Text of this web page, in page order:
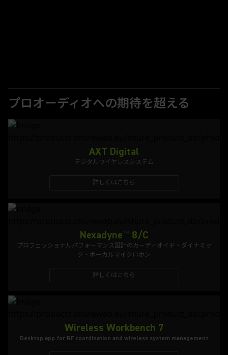
プロオーディオへの期待を超える
AXT Digital
デジタルワイヤレスシステム
詳しくはこちら
Nexadyne 8/C
プロフェッショナルパフォーマンス設計のカーディオイド・ダイナミッ
ク・ボーカルマイクロホン
詳しくはこちら
Wireless Workbench 7
Desktop app for RF coordination and wireless system management